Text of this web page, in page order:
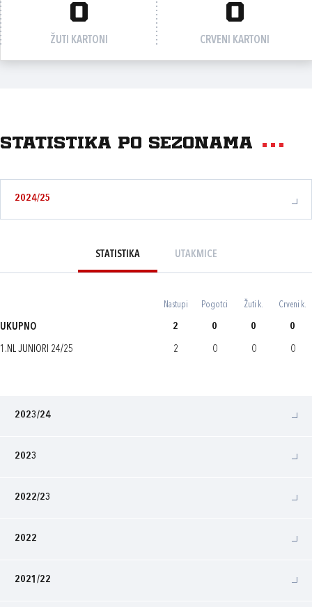
0
ŽUTI KARTONI
0
CRVENI KARTONI
Statistika po sezonama
2024/25
STATISTIKA UTAKMICE
Nastupi Pogotci Žuti k. Crveni k.
UKUPNO 2 0 0 0
1.NL JUNIORI 24/25 2 0 0 0
2023/24
2023
2022/23
2022
2021/22